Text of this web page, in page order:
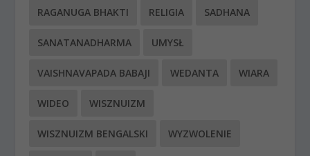
RAGANUGA BHAKTI RELIGIA SADHANA
SANATANADHARMA UMYSŁ
VAISHNAVAPADA BABAJI WEDANTA WIARA
WIDEO WISZNUIZM
WISZNUIZM BENGALSKI WYZWOLENIE